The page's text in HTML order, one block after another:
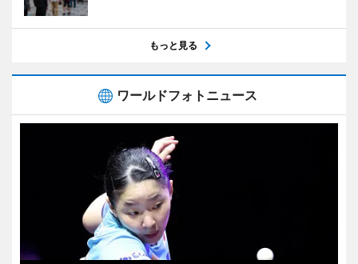
もっと見る
ワールドフォトニュース